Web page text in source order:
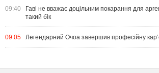
09:40
Гаві не вважає доцільним покарання для
такий бік
09:05 Легендарний Очоа завершив професійну